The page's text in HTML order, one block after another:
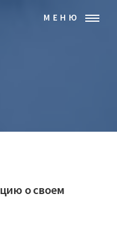
МЕНЮ
о своем